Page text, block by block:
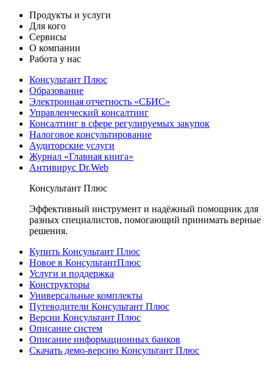
Продукты и услуги
Для кого
Сервисы
О компании
Работа у нас
Консультант Плюс
Образование
Электронная отчетность «СБИС»
Управленческий консалтинг
Консалтинг в сфере регулируемых закупок
Налоговое консультирование
Аудиторские услуги
Журнал «Главная книга»
Антивирус Dr.Web
Консультант Плюс
Эффективный инструмент и надёжный помощник для
разных специалистов, помогающий принимать верные
решения.
Купить Консультант Плюс
Новое в КонсультантПлюс
Услуги и поддержка
Конструкторы
Универсальные комплекты
Путеводители Консультант Плюс
Версии Консультант Плюс
Описание систем
Описание информационных банков
Скачать демо-версию Консультант Плюс